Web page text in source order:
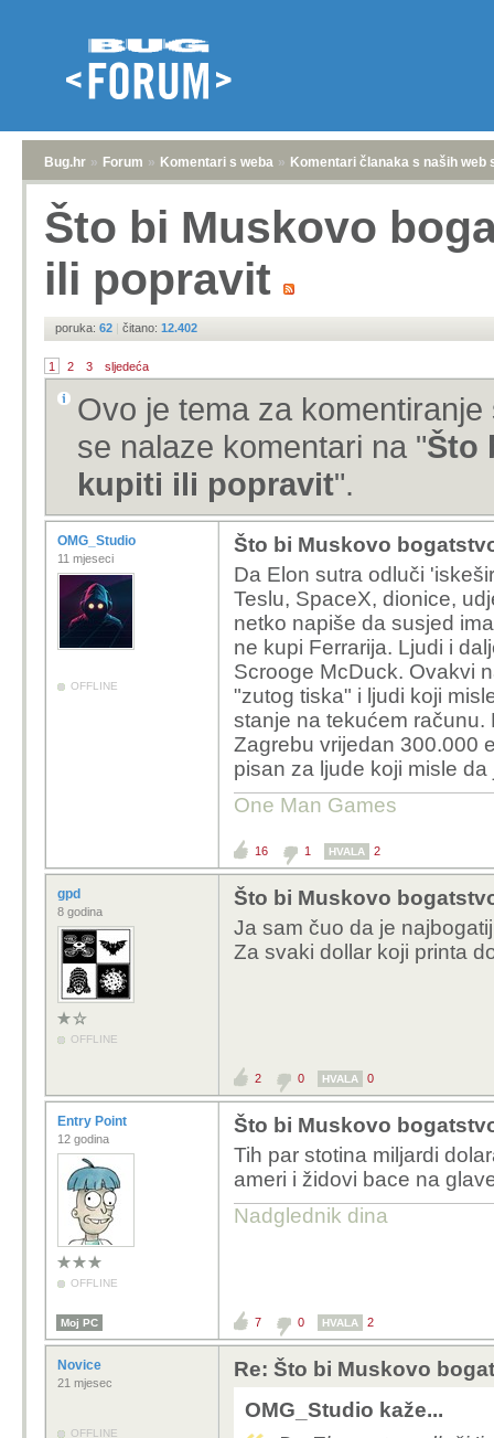
Bug.hr » Forum » Komentari s weba » Komentari članaka s naših web
Što bi Muskovo
ili popravit
poruka: 62 | čitano: 12.402
1 2 3 sljedeća
Ovo je tema za
se nalaze komentari na "Što
kupiti ili popravit".
OMG_Studio
11 mjeseci
OFFLINE
Što bi Muskovo
Da Elon sutra odluči
Teslu, SpaceX, dionice,
netko napiše da susjed
ne kupi Ferrarija. Ljudi i
Scrooge McDuck. Ovakvi
"zutog tiska" i ljudi koji
stanje na tekućem računu.
Zagrebu vrijedan 300.000
pisan za ljude koji misle
One Man Games
16 1 HVALA 2
gpd
8 godina
OFFLINE
Što bi Muskovo
Ja sam čuo da je
Za svaki dollar koji printa
2 0 HVALA 0
Entry Point
12 godina
OFFLINE
Što bi Muskovo
Tih par stotina miljardi
ameri i židovi bace na
Nadglednik dina
Moj PC 7 0 HVALA 2
Novice
21 mjesec
OFFLINE
Re: Što bi Muskovo
OMG_Studio kaže...